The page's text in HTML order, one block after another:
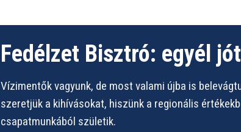
Fedélzet Bisztró: egyél
Vízimentők vagyunk, de most valami újba is
szeretjük a kihívásokat, hiszünk a regionális
csapatmunkából születik.